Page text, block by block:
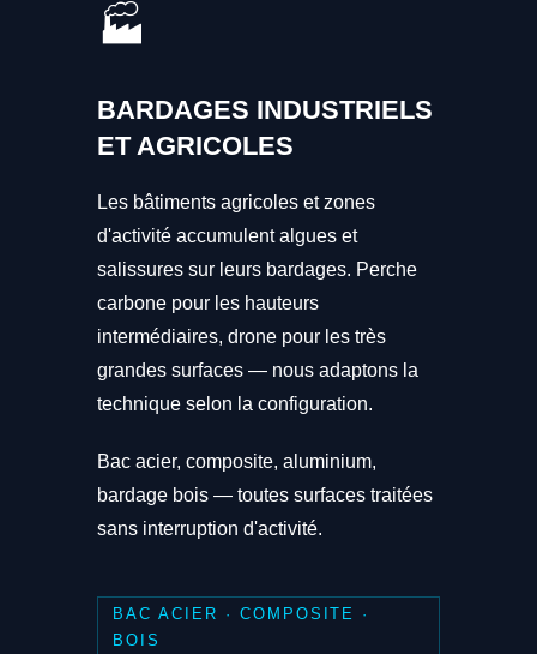
🏭
BARDAGES INDUSTRIELS
ET AGRICOLES
Les bâtiments agricoles et zones
d'activité accumulent algues et
salissures sur leurs bardages. Perche
carbone pour les hauteurs
intermédiaires, drone pour les très
grandes surfaces — nous adaptons la
technique selon la configuration.
Bac acier, composite, aluminium,
bardage bois — toutes surfaces traitées
sans interruption d'activité.
BAC ACIER · COMPOSITE ·
BOIS